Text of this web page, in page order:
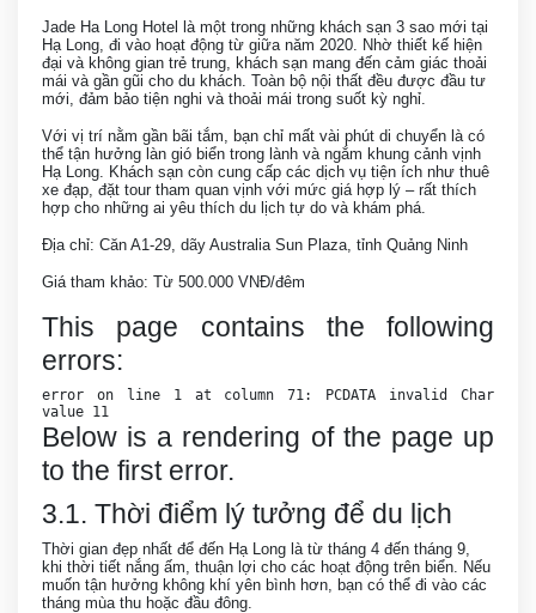
Jade Ha Long Hotel là một trong những khách sạn 3 sao mới tại
Hạ Long, đi vào hoạt động từ giữa năm 2020. Nhờ thiết kế hiện
đại và không gian trẻ trung, khách sạn mang đến cảm giác thoải
mái và gần gũi cho du khách. Toàn bộ nội thất đều được đầu tư
mới, đảm bảo tiện nghi và thoải mái trong suốt kỳ nghỉ.
Với vị trí nằm gần bãi tắm, bạn chỉ mất vài phút di chuyển là có
thể tận hưởng làn gió biển trong lành và ngắm khung cảnh vịnh
Hạ Long. Khách sạn còn cung cấp các dịch vụ tiện ích như thuê
xe đạp, đặt tour tham quan vịnh với mức giá hợp lý – rất thích
hợp cho những ai yêu thích du lịch tự do và khám phá.
Địa chỉ: Căn A1-29, dãy Australia Sun Plaza, tỉnh Quảng Ninh
Giá tham khảo: Từ 500.000 VNĐ/đêm
This page contains the following
errors:
error on line 1 at column 71: PCDATA invalid Char
value 11
Below is a rendering of the page up
to the first error.
3.1. Thời điểm lý tưởng để du lịch
Thời gian đẹp nhất để đến Hạ Long là từ tháng 4 đến tháng 9,
khi thời tiết nắng ấm, thuận lợi cho các hoạt động trên biển. Nếu
muốn tận hưởng không khí yên bình hơn, bạn có thể đi vào các
tháng mùa thu hoặc đầu đông.